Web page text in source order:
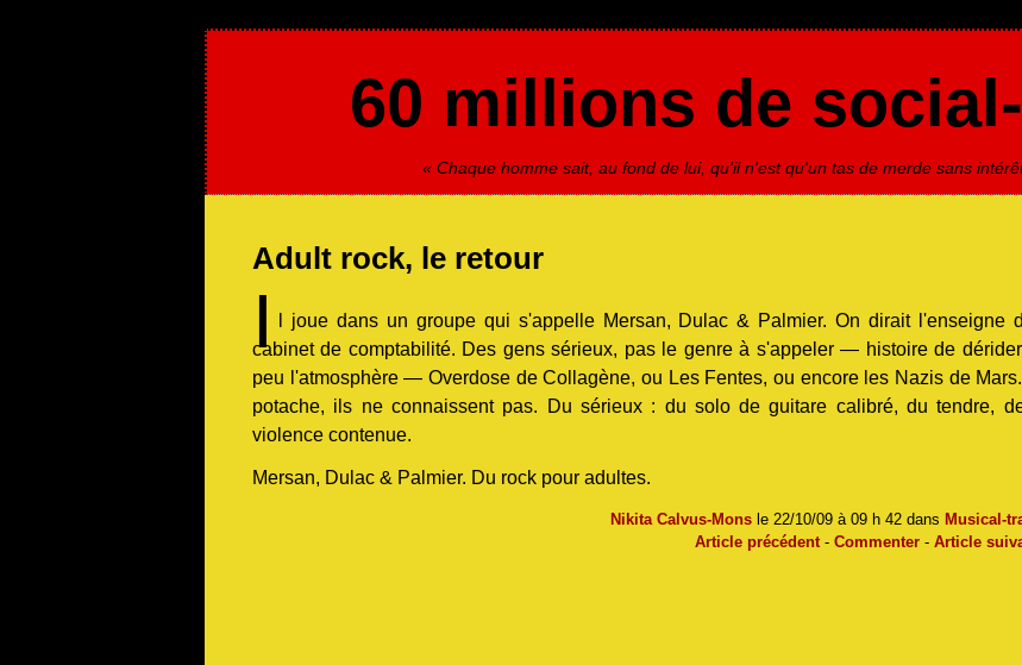
60 millions de
« Chaque homme sait, au fond de lui, qu'il n'est qu'un tas de merde sans
Adult rock, le retour
I
l joue dans un groupe qui s'appelle Mersan, Dulac & Palmier. On dirait l'enseigne
cabinet de comptabilité. Des gens sérieux, pas le genre à s'appeler — histoire de
peu l'atmosphère — Overdose de Collagène, ou Les Fentes, ou encore les Nazis de
potache, ils ne connaissent pas. Du sérieux : du solo de guitare calibré, du tendre,
violence contenue.
Mersan, Dulac & Palmier. Du rock pour adultes.
Nikita Calvus-Mons le 22/10/09 à 09 h 42 dans Musical-
Article précédent- Commenter - Article